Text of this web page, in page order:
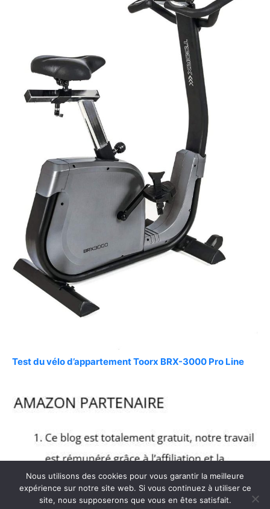
Test du vélo d’appartement Toorx BRX-3000 Pro Line
Nous utilisons des cookies pour vous garantir la meilleure
expérience sur notre site web. Si vous continuez à utiliser ce
site, nous supposerons que vous en êtes satisfait.